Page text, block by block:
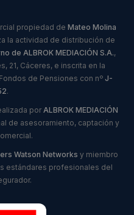
propiedad de Mateo Molina
la actividad de distribución de
de ALBROK MEDIACIÓN S.A.,
21, Cáceres, e inscrita en la
de Pensiones con nº J-
.
por ALBROK MEDIACIÓN
de asesoramiento, captación y
Watson Networks y miembro
estándares profesionales del